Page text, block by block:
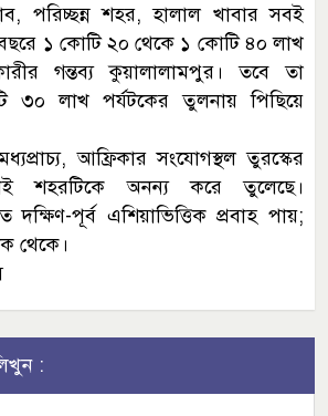
পরিচ্ছন্ন শহর, হালাল খাবার সবই
১ কোটি ২০ থেকে ১ কোটি ৪০ লাখ
গন্তব্য কুয়ালালামপুর। তবে তা
৩০ লাখ পর্যটকের তুলনায় পিছিয়ে
আফ্রিকার সংযোগস্থল তুরস্কের
শহরটিকে অনন্য করে তুলেছে।
পূর্ব এশিয়াভিত্তিক প্রবাহ পায়;
থেকে।
: